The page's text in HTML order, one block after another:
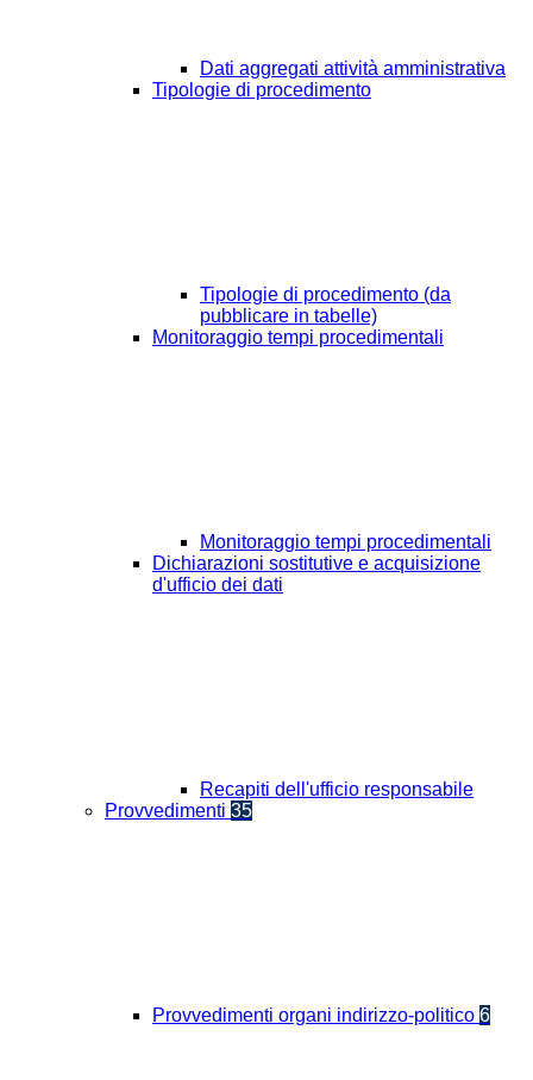
Dati aggregati attività amministrativa
Tipologie di procedimento
Tipologie di procedimento (da
pubblicare in tabelle)
Monitoraggio tempi procedimentali
Monitoraggio tempi procedimentali
Dichiarazioni sostitutive e acquisizione
d'ufficio dei dati
Recapiti dell'ufficio responsabile
Provvedimenti 35
Provvedimenti organi indirizzo-politico 6